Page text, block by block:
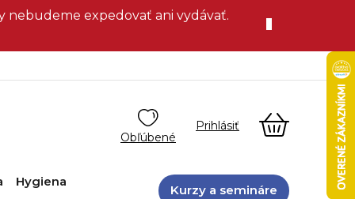
nebudeme expedovať ani vydávať.
NÁKUPNÝ
KOŠÍK
Hygiena
Kurzy a semináre